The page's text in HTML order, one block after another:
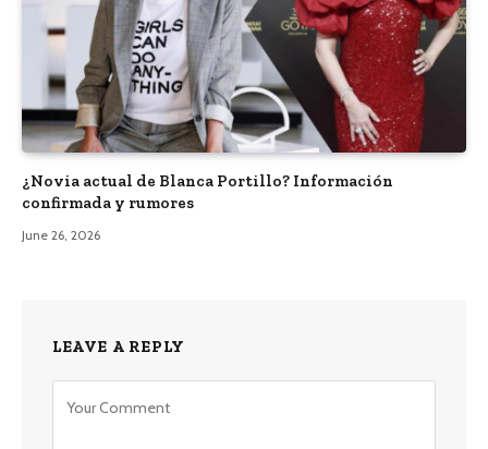
¿Novia actual de Blanca Portillo? Información
confirmada y rumores
June 26, 2026
LEAVE A REPLY